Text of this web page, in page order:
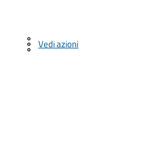
Vedi azioni